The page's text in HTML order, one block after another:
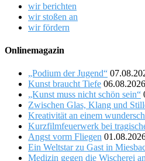
wir berichten
wir stoßen an
wir fördern
Onlinemagazin
„Podium der Jugend“
Kunst braucht Tiefe 06.08.2026
„Kunst muss nicht schön sein“
Zwischen Glas, Klang und
Kreativität an einem
Kurzfilmfeuerwerk bei
Angst vorm Fliegen
Ein Weltstar zu Gast in
Medizin gegen die Wischerei